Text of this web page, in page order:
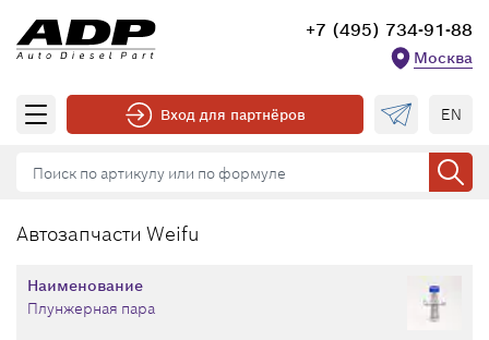
+7 (495) 734-91-88
Москва
Вход для партнёров EN
Автозапчасти Weifu
Наименование
Плунжерная пара